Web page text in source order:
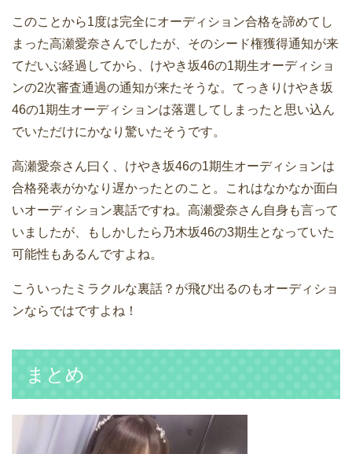
このことから1度は完全にオーディション合格を諦めてし
まった高瀬愛奈さんでしたが、そのシード権獲得通知が来
てだいぶ経過してから、けやき坂46の1期生オーディショ
ンの2次審査通過の通知が来たそうな。てっきりけやき坂
46の1期生オーディションは落選してしまったと思い込ん
でいただけにかなり驚いたそうです。
高瀬愛奈さん曰く、けやき坂46の1期生オーディションは
合格発表がかなり遅かったとのこと。これはなかなか面白
いオーディション裏話ですね。高瀬愛奈さん自身も言って
いましたが、もしかしたら乃木坂46の3期生となっていた
可能性もあるんですよね。
こういったミラクルな裏話？が飛び出るのもオーディショ
ンならではですよね！
まとめ